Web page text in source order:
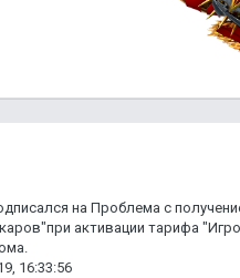
на Проблема с
активации тарифа
16:33:56